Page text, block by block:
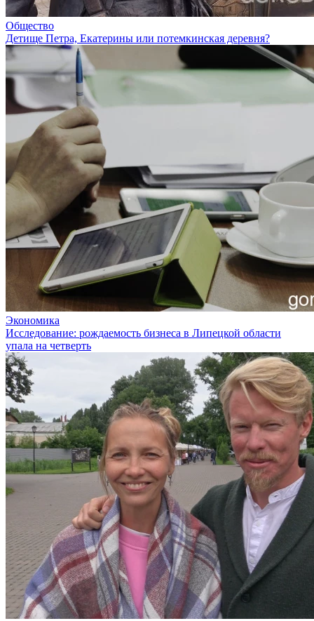
Общество
Детище Петра, Екатерины или потемкинская деревня?
Экономика
Исследование: рождаемость бизнеса в Липецкой области
упала на четверть